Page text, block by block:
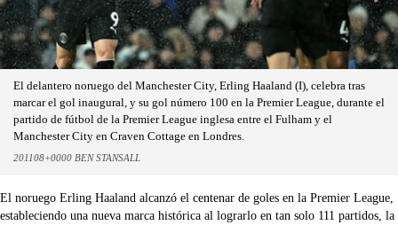
El delantero noruego del Manchester City, Erling Haaland (I), celebra tras
marcar el gol inaugural, y su gol número 100 en la Premier League, durante el
partido de fútbol de la Premier League inglesa entre el Fulham y el
Manchester City en Craven Cottage en Londres.
201108+0000 BEN STANSALL
El noruego Erling Haaland alcanzó el centenar de goles en la Premier League,
estableciendo una nueva marca histórica al lograrlo en tan solo 111 partidos, la